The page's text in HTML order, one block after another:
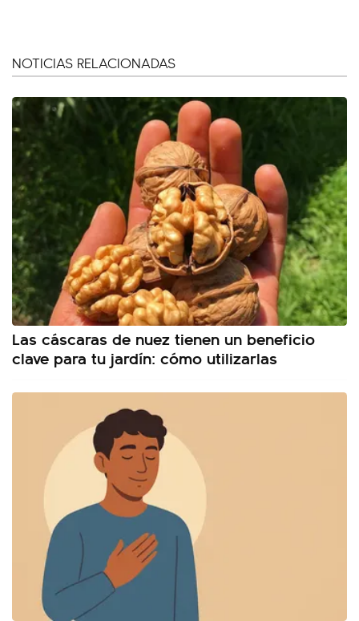
NOTICIAS RELACIONADAS
Las cáscaras de nuez tienen un beneficio
clave para tu jardín: cómo utilizarlas